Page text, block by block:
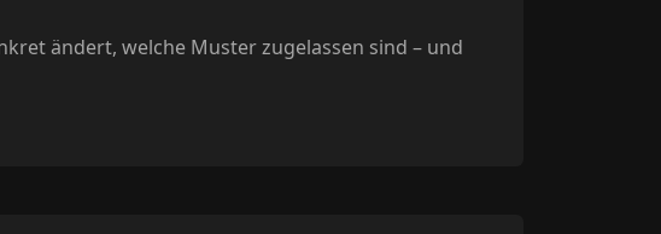
ändert, welche Muster zugelassen sind – und